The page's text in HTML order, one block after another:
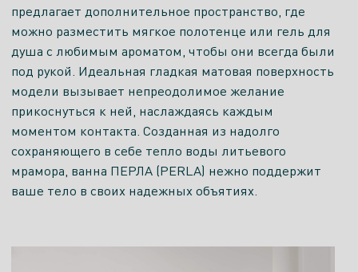
предлагает дополнительное пространство, где
можно разместить мягкое полотенце или гель для
душа с любимым ароматом, чтобы они всегда были
под рукой. Идеальная гладкая матовая поверхность
модели вызывает непреодолимое желание
прикоснуться к ней, наслаждаясь каждым
моментом контакта. Созданная из надолго
сохраняющего в себе тепло воды литьевого
мрамора, ванна ПЕРЛА (PERLA) нежно поддержит
ваше тело в своих надежных объятиях.